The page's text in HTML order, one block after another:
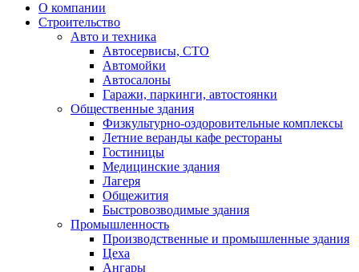
О компании
Строительство
Авто и техника
Автосервисы, СТО
Автомойки
Автосалоны
Гаражи, паркинги, автостоянки
Общественные здания
Физкультурно-оздоровительные комплексы
Летние веранды кафе рестораны
Гостиницы
Медицинские здания
Лагеря
Общежития
Быстровозводимые здания
Промышленность
Производственные и промышленные здания
Цеха
Ангары